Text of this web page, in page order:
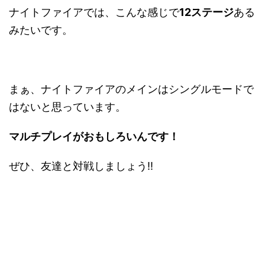
ナイトファイアでは、こんな感じで12ステージある
みたいです。
まぁ、ナイトファイアのメインはシングルモードで
はないと思っています。
マルチプレイがおもしろいんです！
ぜひ、友達と対戦しましょう!!